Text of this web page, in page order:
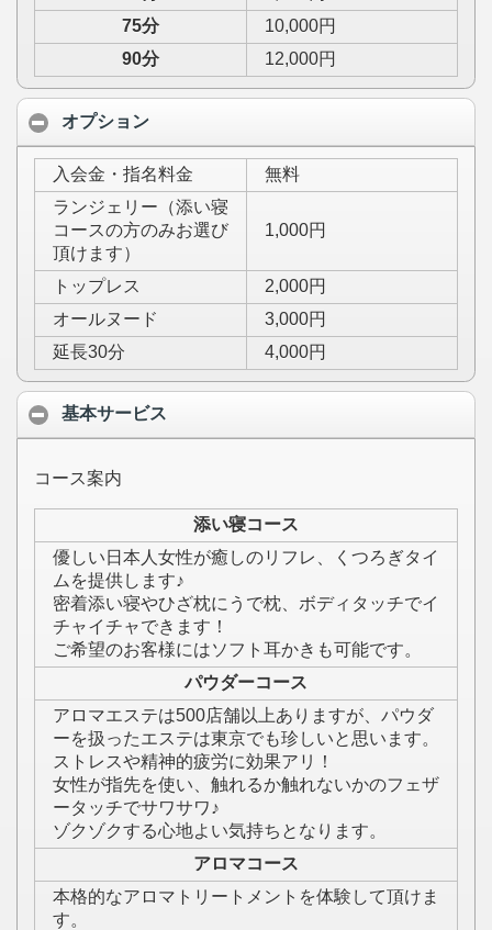
75分
10,000円
90分
12,000円
オプション
入会金・指名料金
無料
ランジェリー（添い寝
コースの方のみお選び
頂けます）
1,000円
トップレス
2,000円
オールヌード
3,000円
延長30分
4,000円
基本サービス
コース案内
添い寝コース
優しい日本人女性が癒しのリフレ、くつろぎタイ
ムを提供します♪
密着添い寝やひざ枕にうで枕、ボディタッチでイ
チャイチャできます！
ご希望のお客様にはソフト耳かきも可能です。
パウダーコース
アロマエステは500店舗以上ありますが、パウダ
ーを扱ったエステは東京でも珍しいと思います。
ストレスや精神的疲労に効果アリ！
女性が指先を使い、触れるか触れないかのフェザ
ータッチでサワサワ♪
ゾクゾクする心地よい気持ちとなります。
アロマコース
本格的なアロマトリートメントを体験して頂けま
す。